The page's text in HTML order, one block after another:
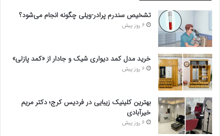
تشخیص سندرم پرادر-ویلی چگونه انجام می‌شود؟
6 روز پیش
خرید مدل کمد دیواری شیک و جادار از «کمد پازلی»
6 روز پیش
بهترین کلینیک زیبایی در فردیس کرج؛ دکتر مریم
خیرآبادی
6 روز پیش